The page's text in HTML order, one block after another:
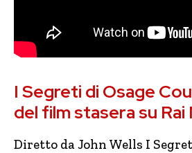
I Segreti di Osage
del film stasera su Rai
Diretto da John Wells I